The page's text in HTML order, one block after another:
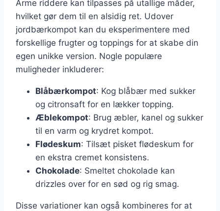
Arme riddere kan tilpasses på utallige måder,
hvilket gør dem til en alsidig ret. Udover
jordbærkompot kan du eksperimentere med
forskellige frugter og toppings for at skabe din
egen unikke version. Nogle populære
muligheder inkluderer:
Blåbærkompot: Kog blåbær med sukker
og citronsaft for en lækker topping.
Æblekompot: Brug æbler, kanel og sukker
til en varm og krydret kompot.
Flødeskum: Tilsæt pisket flødeskum for
en ekstra cremet konsistens.
Chokolade: Smeltet chokolade kan
drizzles over for en sød og rig smag.
Disse variationer kan også kombineres for at